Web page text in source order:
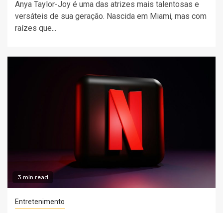
Anya Taylor-Joy é uma das atrizes mais talentosas e
versáteis de sua geração. Nascida em Miami, mas com
raízes que...
3 min read
Entretenimento